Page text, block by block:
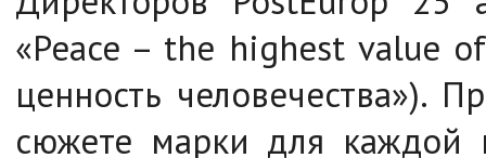
«Peace – the highest value
ценность человечества»).
сюжете марки для